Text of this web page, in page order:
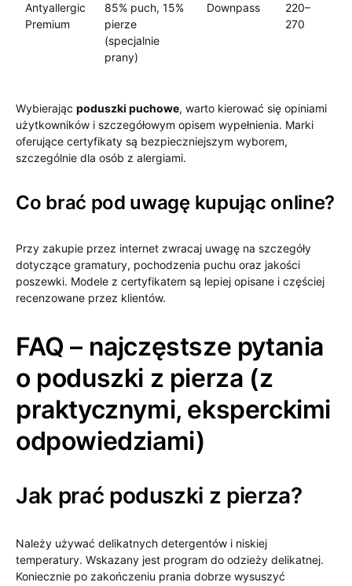
Antyallergic
Premium
85% puch, 15%
pierze
(specjalnie
prany)
Downpass
220–
270
Wybierając poduszki puchowe, warto kierować się opiniami
użytkowników i szczegółowym opisem wypełnienia. Marki
oferujące certyfikaty są bezpieczniejszym wyborem,
szczególnie dla osób z alergiami.
Co brać pod uwagę kupując online?
Przy zakupie przez internet zwracaj uwagę na szczegóły
dotyczące gramatury, pochodzenia puchu oraz jakości
poszewki. Modele z certyfikatem są lepiej opisane i częściej
recenzowane przez klientów.
FAQ – najczęstsze pytania
o poduszki z pierza (z
praktycznymi, eksperckimi
odpowiedziami)
Jak prać poduszki z pierza?
Należy używać delikatnych detergentów i niskiej
temperatury. Wskazany jest program do odzieży delikatnej.
Koniecznie po zakończeniu prania dobrze wysuszyć